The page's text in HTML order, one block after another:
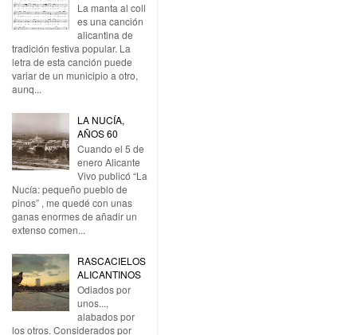
La manta al coll
es una canción
alicantina de
tradición festiva popular. La
letra de esta canción puede
variar de un municipio a otro,
aunq...
LA NUCÍA,
AÑOS 60
Cuando el 5 de
enero Alicante
Vivo publicó “La
Nucía: pequeño pueblo de
pinos” , me quedé con unas
ganas enormes de añadir un
extenso comen...
RASCACIELOS
ALICANTINOS
Odiados por
unos...,
alabados por
los otros. Considerados por